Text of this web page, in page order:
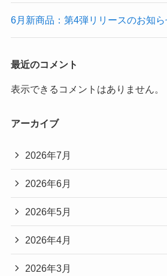
6月新商品：第4弾リリースのお知ら
最近のコメント
表示できるコメントはありません。
アーカイブ
2026年7月
2026年6月
2026年5月
2026年4月
2026年3月